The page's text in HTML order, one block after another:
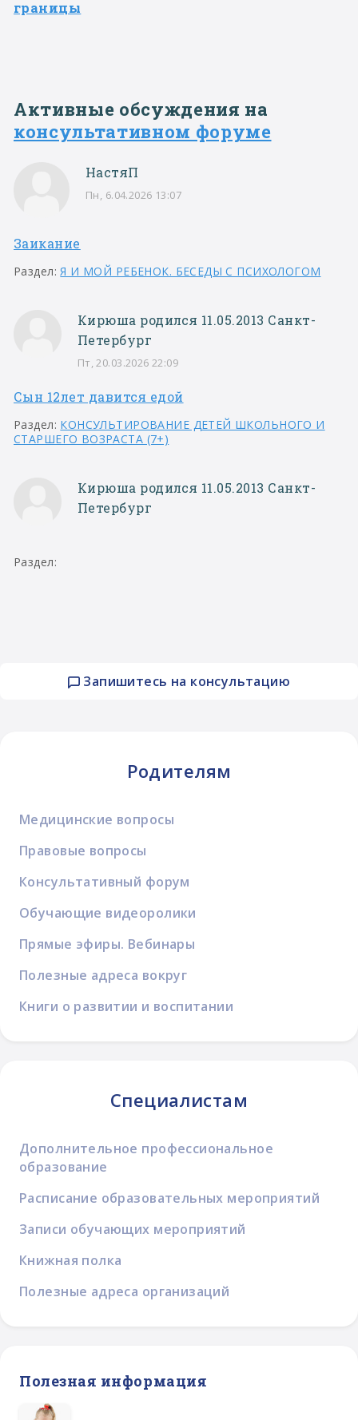
Запишитесь на консультацию
Родителям
Медицинские вопросы
Правовые вопросы
Консультативный форум
Обучающие видеоролики
Прямые эфиры. Вебинары
Полезные адреса вокруг
Книги о развитии и воспитании
Специалистам
Дополнительное профессиональное
образование
Расписание образовательных мероприятий
Записи обучающих мероприятий
Книжная полка
Полезные адреса организаций
Полезная информация
границы
Активные обсуждения на
консультативном форуме
НастяП
Пн, 6.04.2026 13:07
Заикание
Раздел:Я И МОЙ РЕБЕНОК. БЕСЕДЫ С ПСИХОЛОГОМ
Кирюша родился 11.05.2013 Санкт-
Петербург
Пт, 20.03.2026 22:09
Сын 12лет давится едой
Раздел: КОНСУЛЬТИРОВАНИЕ ДЕТЕЙ ШКОЛЬНОГО И
СТАРШЕГО ВОЗРАСТА (7+)
Кирюша родился 11.05.2013 Санкт-
Петербург
Раздел: